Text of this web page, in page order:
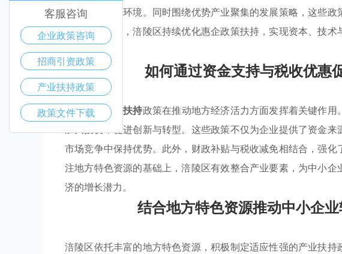
了良好的发展环境。同时围绕优势产业聚集的发展策略，这些政
结合地方资源，涪陵区持续优化惠企政策扶持，实现资本、技
动力。
如何通过资金支持与税收优惠
涪陵区的 产业扶持政策在推动地方经济活力方面发挥着关键作用
加大投资，促进创新与转型。这些政策不仅为企业提供了资金
市场竞争中保持优势。此外，财政补贴与税收减免相结合，强
注地方特色资源的基础上，涪陵区有效整合产业要素，为中小
济的增长潜力。
结合地方特色资源推动中小企
涪陵区依托丰富的地方特色资源，积极制定适应性强的产业扶
客服咨询
企业政策咨询
招商引资政策
产业扶持政策
政策文件下载